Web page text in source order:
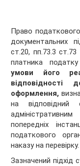
Право
документальних
ст.20, пп.73.3
платника
умови його
відповідності
оформлення,
на відповідний
попередніх
податкового
наказу на перевірку.
Зазначений підхід